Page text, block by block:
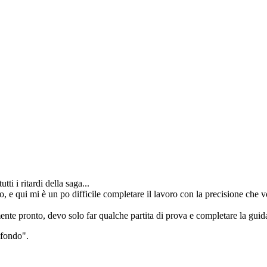
i ritardi della saga...
qui mi è un po difficile completare il lavoro con la precisione che
pronto, devo solo far qualche partita di prova e completare la